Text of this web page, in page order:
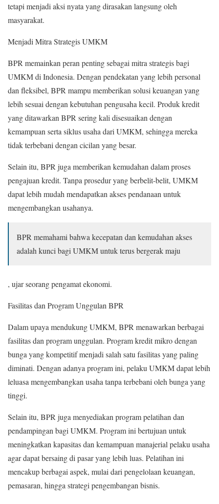
tetapi menjadi aksi nyata yang dirasakan langsung oleh
masyarakat.
Menjadi Mitra Strategis UMKM
BPR memainkan peran penting sebagai mitra strategis bagi
UMKM di Indonesia. Dengan pendekatan yang lebih personal
dan fleksibel, BPR mampu memberikan solusi keuangan yang
lebih sesuai dengan kebutuhan pengusaha kecil. Produk kredit
yang ditawarkan BPR sering kali disesuaikan dengan
kemampuan serta siklus usaha dari UMKM, sehingga mereka
tidak terbebani dengan cicilan yang besar.
Selain itu, BPR juga memberikan kemudahan dalam proses
pengajuan kredit. Tanpa prosedur yang berbelit-belit, UMKM
dapat lebih mudah mendapatkan akses pendanaan untuk
mengembangkan usahanya.
BPR memahami bahwa kecepatan dan kemudahan akses
adalah kunci bagi UMKM untuk terus bergerak maju
, ujar seorang pengamat ekonomi.
Fasilitas dan Program Unggulan BPR
Dalam upaya mendukung UMKM, BPR menawarkan berbagai
fasilitas dan program unggulan. Program kredit mikro dengan
bunga yang kompetitif menjadi salah satu fasilitas yang paling
diminati. Dengan adanya program ini, pelaku UMKM dapat lebih
leluasa mengembangkan usaha tanpa terbebani oleh bunga yang
tinggi.
Selain itu, BPR juga menyediakan program pelatihan dan
pendampingan bagi UMKM. Program ini bertujuan untuk
meningkatkan kapasitas dan kemampuan manajerial pelaku usaha
agar dapat bersaing di pasar yang lebih luas. Pelatihan ini
mencakup berbagai aspek, mulai dari pengelolaan keuangan,
pemasaran, hingga strategi pengembangan bisnis.